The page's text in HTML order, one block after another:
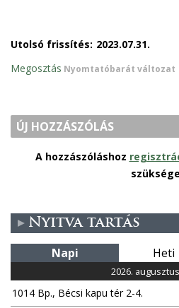
Utolsó frissítés: 2023.07.31.
Nyomtatóbarát változat
Megosztás
ÚJ HOZZÁSZÓLÁS
A hozzászóláshoz
Nyitva tartás
Napi Heti
2026.
1014 Bp., Bécsi kapu tér 2-4.